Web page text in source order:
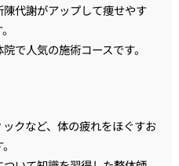
代謝がアップして痩せやす
で人気の施術コースです。
クなど、体の疲れをほぐすお